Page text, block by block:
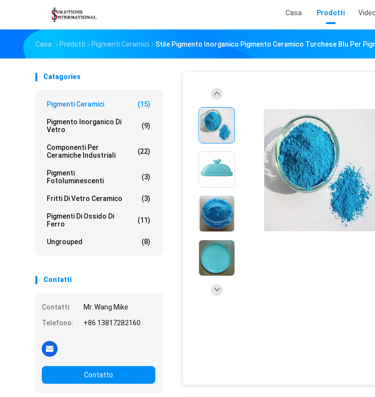
Casa. Prodotti Video
Casa Prodotti Pigmenti Ceramici Stile Pigmento Inorganico Pigmento Ceramico Turchese Blu Per
Catagories
Pigmenti Ceramici (15)
Pigmento Inorganico Di
Vetro
(9)
Componenti Per
Ceramiche Industriali
(22)
Pigmenti
Fotoluminescenti
(3)
Fritti Di Vetro Ceramico (3)
Pigmenti Di Ossido Di
Ferro
(11)
Ungrouped (8)
Contatti
Contatti:
Mr. Wang Mike
Telefono:
+86 13817282160
Contatto